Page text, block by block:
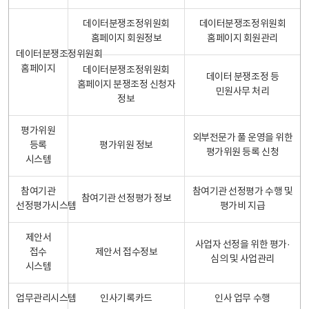
데이터분쟁조정위원회
홈페이지
데이터분쟁조정위원회
홈페이지 회원정보
데이터분쟁조정위원회
홈페이지 회원관리
데이터분쟁조정위원회
홈페이지 분쟁조정 신청자
정보
데이터 분쟁조정 등
민원사무 처리
평가위원
등록
시스템
평가위원 정보
외부전문가 풀 운영을 위한
평가위원 등록 신청
참여기관
선정평가시스템
참여기관 선정평가 정보
참여기관 선정평가 수행 및
평가비 지급
제안서
접수
시스템
제안서 접수정보
사업자 선정을 위한 평가·
심의 및 사업관리
업무관리시스템 인사기록카드 인사 업무 수행